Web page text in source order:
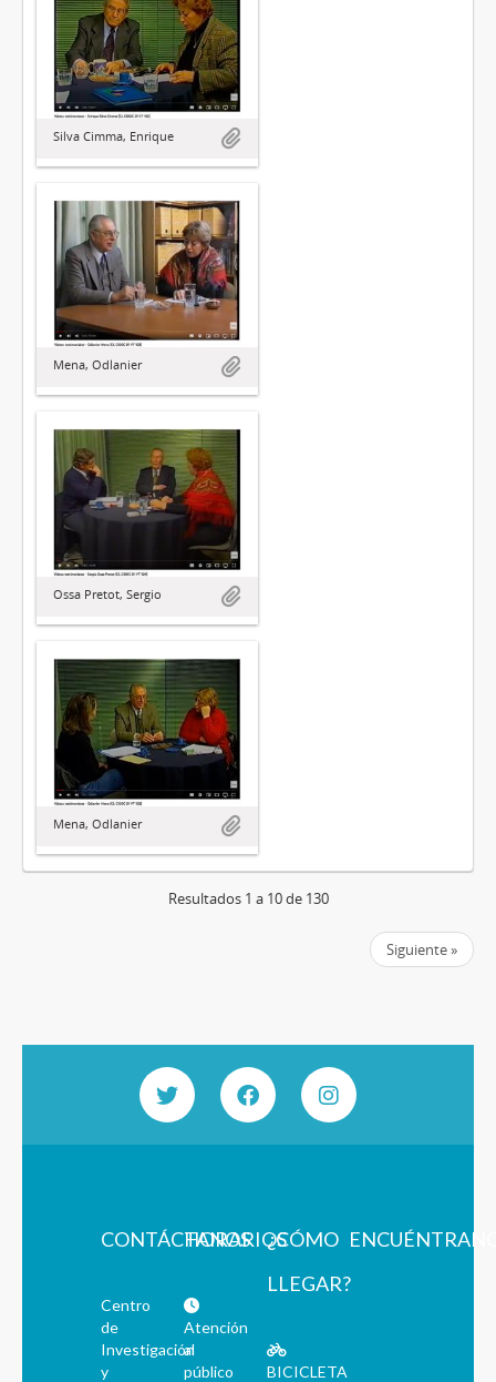
Silva Cimma, Enrique
Mena, Odlanier
Ossa Pretot, Sergio
Mena, Odlanier
Resultados 1 a 10 de 130
Siguiente »
CONTÁCTANOS
Centro
de
Investigación
y
HORARIOS
Atención
al
público
¿CÓMO
LLEGAR?
BICICLETA